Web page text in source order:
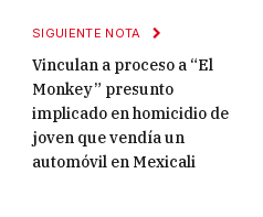
SIGUIENTE NOTA
Vinculan a proceso a “El
Monkey” presunto
implicado en homicidio de
joven que vendía un
automóvil en Mexicali